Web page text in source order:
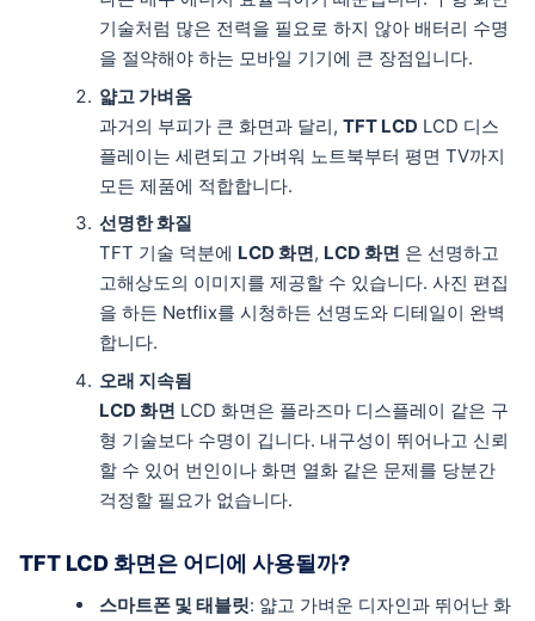
기술처럼 많은 전력을 필요로 하지 않아 배터리 수명
을 절약해야 하는 모바일 기기에 큰 장점입니다.
얇고 가벼움
과거의 부피가 큰 화면과 달리,TFT LCD LCD 디스
플레이는 세련되고 가벼워 노트북부터 평면 TV까지
모든 제품에 적합합니다.
선명한 화질
TFT 기술 덕분에 LCD 화면, LCD 화면 은 선명하고
고해상도의 이미지를 제공할 수 있습니다. 사진 편집
을 하든 Netflix를 시청하든 선명도와 디테일이 완벽
합니다.
오래 지속됨
LCD 화면 LCD 화면은 플라즈마 디스플레이 같은 구
형 기술보다 수명이 깁니다. 내구성이 뛰어나고 신뢰
할 수 있어 번인이나 화면 열화 같은 문제를 당분간
걱정할 필요가 없습니다.
TFT LCD 화면은 어디에 사용될까?
스마트폰 및 태블릿: 얇고 가벼운 디자인과 뛰어난 화